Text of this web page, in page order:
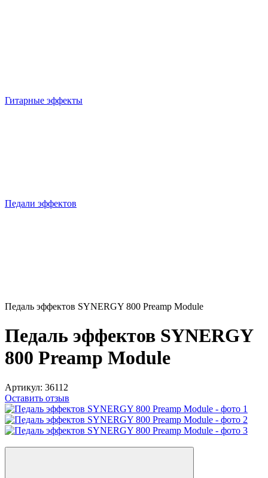
Гитарные эффекты
Педали эффектов
Педаль эффектов SYNERGY 800 Preamp Module
Педаль эффектов SYNERGY
800 Preamp Module
Артикул: 36112
Оставить отзыв